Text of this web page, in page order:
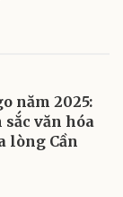
năm 2025:
sắc văn hóa
lòng Cần